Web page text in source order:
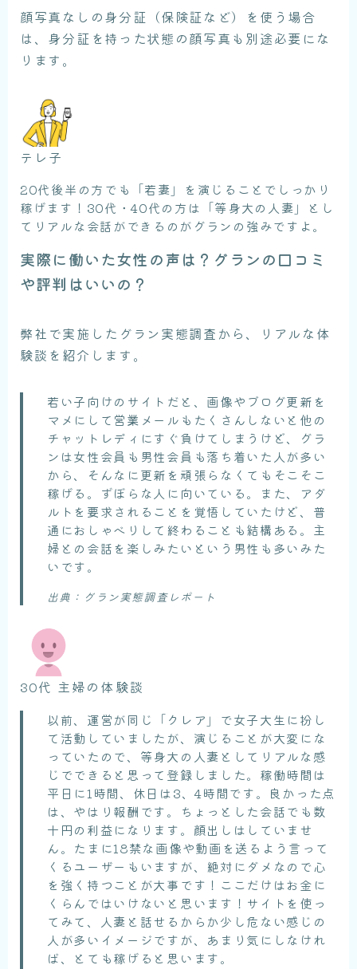
顔写真なしの身分証（保険証など）を使う場合
は、身分証を持った状態の顔写真も別途必要にな
ります。
テレ子
20代後半の方でも「若妻」を演じることでしっかり
稼げます！30代・40代の方は「等身大の人妻」とし
てリアルな会話ができるのがグランの強みですよ。
実際に働いた女性の声は？グランの口コミ
や評判はいいの？
弊社で実施したグラン実態調査から、リアルな体
験談を紹介します。
若い子向けのサイトだと、画像やブログ更新を
マメにして営業メールもたくさんしないと他の
チャットレディにすぐ負けてしまうけど、グラ
ンは女性会員も男性会員も落ち着いた人が多い
から、そんなに更新を頑張らなくてもそこそこ
稼げる。ずぼらな人に向いている。また、アダ
ルトを要求されることを覚悟していたけど、普
通におしゃべりして終わることも結構ある。主
婦との会話を楽しみたいという男性も多いみた
いです。
出典：グラン実態調査レポート
30代 主婦の体験談
以前、運営が同じ「クレア」で女子大生に扮し
て活動していましたが、演じることが大変にな
っていたので、等身大の人妻としてリアルな感
じでできると思って登録しました。稼働時間は
平日に1時間、休日は3、4時間です。良かった点
は、やはり報酬です。ちょっとした会話でも数
十円の利益になります。顔出しはしていませ
ん。たまに18禁な画像や動画を送るよう言って
くるユーザーもいますが、絶対にダメなので心
を強く持つことが大事です！ここだけはお金に
くらんではいけないと思います！サイトを使っ
てみて、人妻と話せるからか少し危ない感じの
人が多いイメージですが、あまり気にしなけれ
ば、とても稼げると思います。